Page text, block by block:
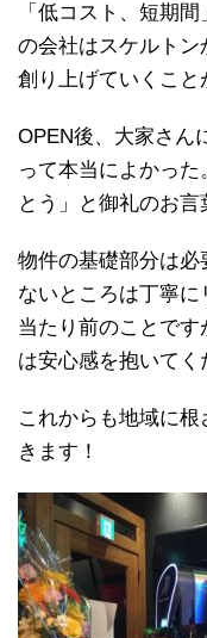
「低コスト、短期
の会社はスケルト
創り上げていくこと
OPEN後、大家さん
って本当によかっ
とう」と御礼のお言
物件の基礎部分は必
ないところは丁寧に
当たり前のことで
は安心感を抱いてく
これからも地域に
きます！